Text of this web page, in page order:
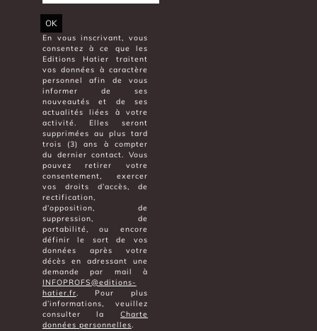
OK
En vous inscrivant, vous
consentez à ce que les
Editions Hatier traitent
vos données à caractère
personnel afin de vous
informer de ses
nouveautés et de ses
actualités liées à votre
activité. Elles seront
supprimées au plus tard
trois (3) ans à compter
du dernier contact. Vous
pouvez retirer votre
consentement, exercer
vos droits d’accès, de
rectification,
d’opposition, de
suppression, de
portabilité, ou encore
définir le sort de vos
données après votre
décès en adressant une
demande par mail à
INFOPROFS@editions-
hatier.fr. Pour plus
d’informations, veuillez
consulter la Charte
données personnelles.